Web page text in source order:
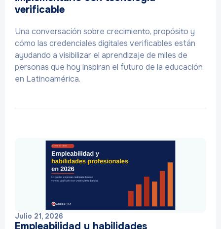
verificable
Una conversación sobre crecimiento, propósito y
cómo las credenciales digitales verificables están
ayudando a visibilizar el aprendizaje de miles de
personas que hoy inspiran el futuro de la educación
en Latinoamérica.
Julio 21, 2026
Empleabilidad y habilidades